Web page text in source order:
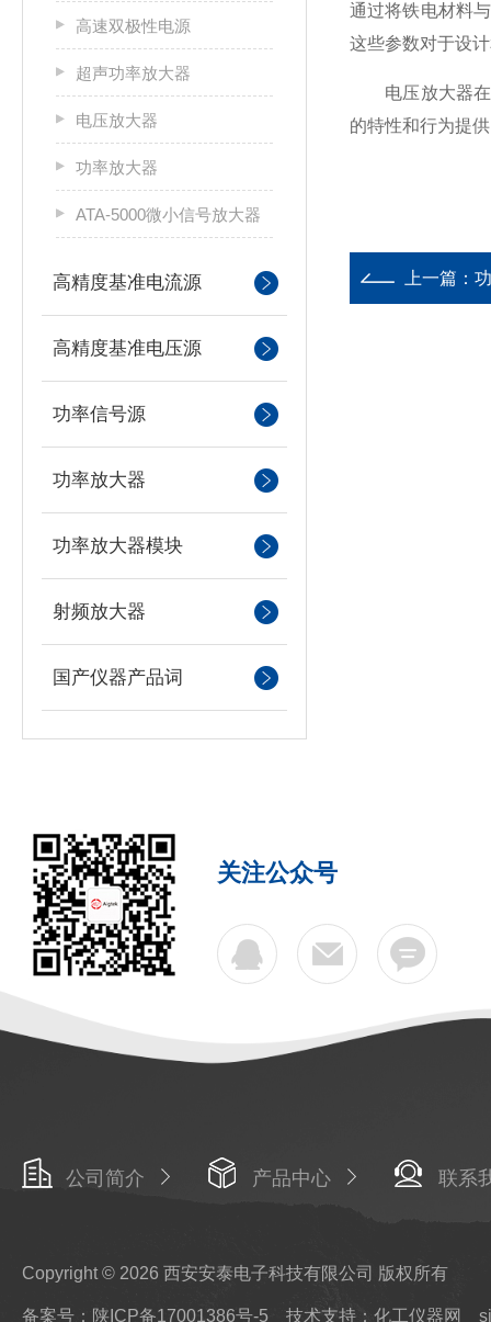
高速双极性电源
超声功率放大器
电压放大器
功率放大器
ATA-5000微小信号放大器
高精度基准电流源
高精度基准电压源
功率信号源
功率放大器
功率放大器模块
射频放大器
国产仪器产品词
通过将铁电材料
这些参数对于设
电压放大器在
的特性和行为提
上一篇：
关注公众号
公司简介 产品中心 联系
Copyright © 2026 西安安泰电子科技有限公司 版权所有
备案号：陕ICP备17001386号-5 技术支持：化工仪器网